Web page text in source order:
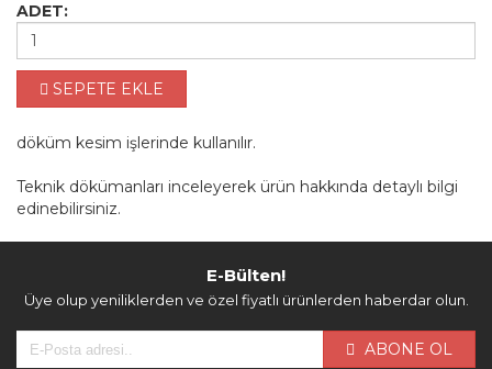
ADET:
SEPETE EKLE
döküm kesim işlerinde kullanılır.
Teknik dökümanları inceleyerek ürün hakkında detaylı bilgi
edinebilirsiniz.
E-Bülten!
Üye olup yeniliklerden ve özel fiyatlı ürünlerden haberdar olun.
ABONE OL